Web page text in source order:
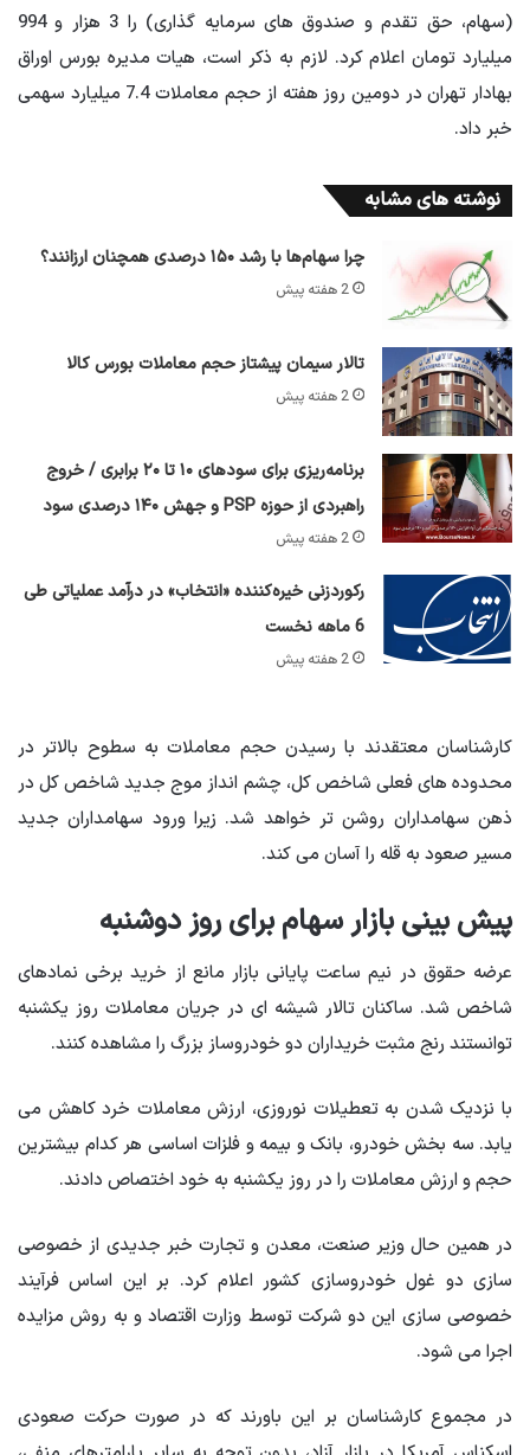
(سهام، حق تقدم و صندوق های سرمایه گذاری) را 3 هزار و 994
میلیارد تومان اعلام کرد. لازم به ذکر است، هیات مدیره بورس اوراق
بهادار تهران در دومین روز هفته از حجم معاملات 7.4 میلیارد سهمی
خبر داد.
نوشته های مشابه
چرا سهام‌ها با رشد ۱۵۰ درصدی همچنان ارزانند؟
2 هفته پیش
تالار سیمان پیشتاز حجم معاملات بورس کالا
2 هفته پیش
برنامه‌ریزی برای سود‌های ۱۰ تا ۲۰ برابری / خروج
راهبردی از حوزه PSP و جهش ۱۴۰ درصدی سود
2 هفته پیش
رکوردزنی خیره‌کننده «انتخاب» در درآمد عملیاتی طی
6 ماهه نخست
2 هفته پیش
کارشناسان معتقدند با رسیدن حجم معاملات به سطوح بالاتر در
محدوده های فعلی شاخص کل، چشم انداز موج جدید شاخص کل در
ذهن سهامداران روشن تر خواهد شد. زیرا ورود سهامداران جدید
مسیر صعود به قله را آسان می کند.
پیش بینی بازار سهام برای روز دوشنبه
عرضه حقوق در نیم ساعت پایانی بازار مانع از خرید برخی نمادهای
شاخص شد. ساکنان تالار شیشه ای در جریان معاملات روز یکشنبه
توانستند رنج مثبت خریداران دو خودروساز بزرگ را مشاهده کنند.
با نزدیک شدن به تعطیلات نوروزی، ارزش معاملات خرد کاهش می
یابد. سه بخش خودرو، بانک و بیمه و فلزات اساسی هر کدام بیشترین
حجم و ارزش معاملات را در روز یکشنبه به خود اختصاص دادند.
در همین حال وزیر صنعت، معدن و تجارت خبر جدیدی از خصوصی
سازی دو غول خودروسازی کشور اعلام کرد. بر این اساس فرآیند
خصوصی سازی این دو شرکت توسط وزارت اقتصاد و به روش مزایده
اجرا می شود.
در مجموع کارشناسان بر این باورند که در صورت حرکت صعودی